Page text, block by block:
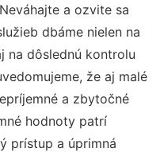
a ozvite sa
dbáme nielen na
na dôslednú kontrolu
že aj malé
a zbytočné
hodnoty patrí
prístup a úprimná